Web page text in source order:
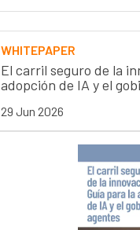
WHITEPAPER
El carril seguro de la
adopción de IA y el
29 Jun 2026